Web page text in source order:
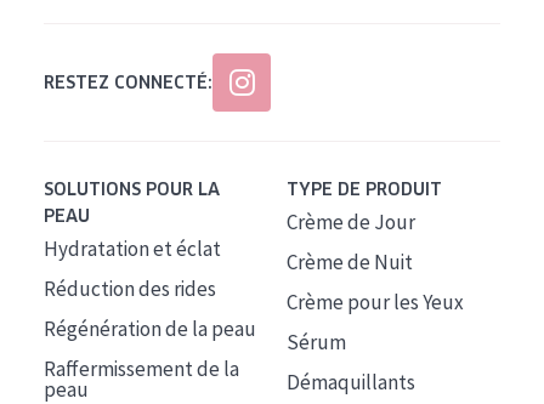
RESTEZ CONNECTÉ:
SOLUTIONS POUR LA
PEAU
Hydratation et éclat
Réduction des rides
Régénération de la peau
Raffermissement de la
peau
TYPE DE PRODUIT
Crème de Jour
Crème de Nuit
Crème pour les Yeux
Sérum
Démaquillants